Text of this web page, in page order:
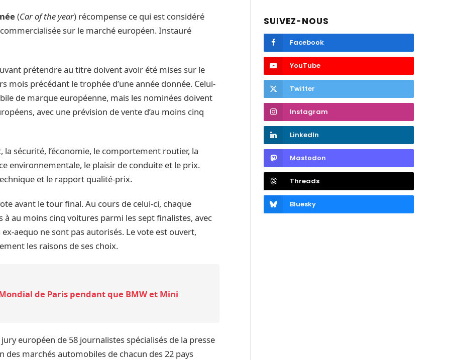
(Car of the year) récompense ce qui est considéré
sur le marché européen. Instauré
prétendre au titre doivent avoir été mises sur le
mois précédant le trophée d’une année donnée. Celui-
de marque européenne, mais les nominées doivent
avec une prévision de vente d’au moins cinq
sécurité, l’économie, le comportement routier, la
environnementale, le plaisir de conduite et le prix.
et le rapport qualité-prix.
avant le tour final. Au cours de celui-ci, chaque
au moins cinq voitures parmi les sept finalistes, avec
aequo ne sont pas autorisés. Le vote est ouvert,
les raisons de ses choix.
de Paris pendant que BMW et Mini
européen de 58 journalistes spécialisés de la presse
marchés automobiles de chacun des 22 pays
SUIVEZ-NOUS
Facebook
YouTube
Twitter
Instagram
LinkedIn
Mastodon
Threads
Bluesky